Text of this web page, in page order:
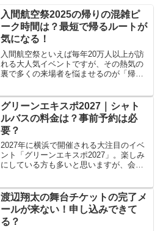
入間航空祭2025の帰りの混雑ピ
ーク時間は？最短で帰るルートが
気になる！
入間航空祭といえば毎年20万人以上が訪
れる大人気イベントですが、その熱気の
裏で多くの来場者を悩ませるのが「帰り
までに1時間以上かかることもあります。
せっかくの楽しい思い...
グリーンエキスポ2027｜シャト
ルバスの料金は？事前予約は必
要？
2027年に横浜で開催される大注目のイベ
ント「グリーンエキスポ2027」。楽しみ
にしている方も多いと思いますが、会場
金はいくらかかるの？ 一体どの駅からバ
スに乗れるの...
渡辺翔太の舞台チケットの完了メ
ールが来ない！申し込みできて
る？